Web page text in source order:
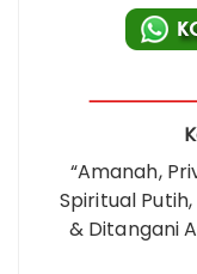
“Amanah,
Spiritual
& Ditangani